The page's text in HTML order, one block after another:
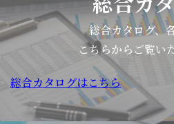
総合カタログ、
こちらからご覧い
総合カタログはこちら